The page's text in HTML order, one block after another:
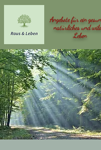
Angebote für ein
natürliches und
Leben